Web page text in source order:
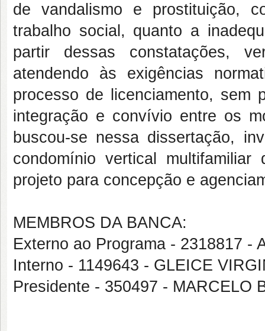
de vandalismo e prostituição,
trabalho social, quanto a
partir dessas constatações,
atendendo às exigências
processo de licenciamento, sem
integração e convívio entre os
buscou-se nessa dissertação,
condomínio vertical
projeto para concepção e
MEMBROS DA BANCA:
Externo ao Programa - 2318817 -
Interno - 1149643 - GLEICE
Presidente - 350497 - MARCELO